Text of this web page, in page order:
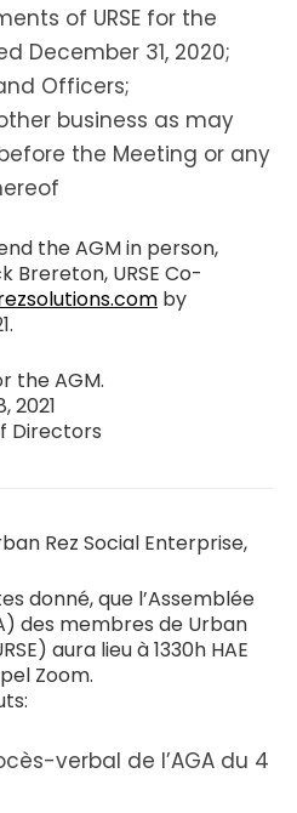
of URSE for the
December 31, 2020;
Officers;
business as may
the Meeting or any
the AGM in person,
Brereton, URSE Co-
by
the AGM.
2021
Directors
Rez Social Enterprise,
donné, que l’Assemblée
des membres de Urban
aura lieu à 1330h HAE
Zoom.
verbal de l’AGA du 4